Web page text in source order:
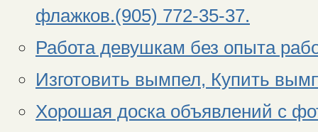
флажков.(905) 772-35-37.
Работа девушкам без опыта
Изготовить вымпел, Купить
Хорошая доска объявлений с